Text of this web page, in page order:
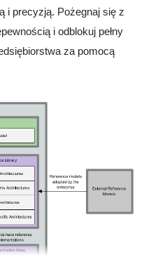
i precyzją. Pożegnaj się z
i odblokuj pełny
za pomocą